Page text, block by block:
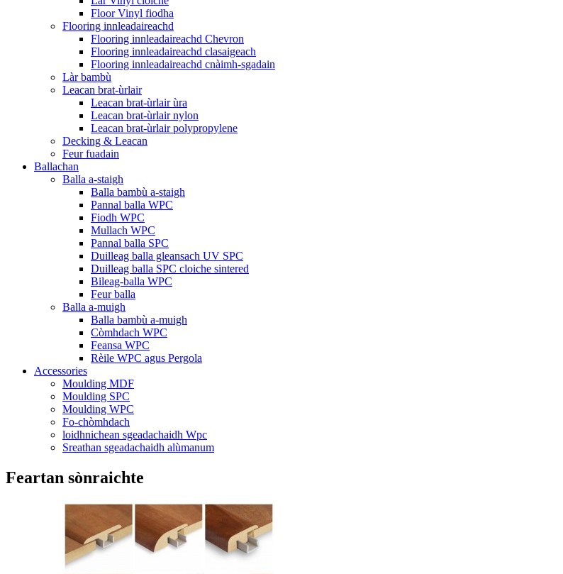
Floor Vinyl fiodha
Flooring innleadaireachd
Flooring innleadaireachd Chevron
Flooring innleadaireachd clasaigeach
Flooring innleadaireachd cnàimh-sgadain
Làr bambù
Leacan brat-ùrlair
Leacan brat-ùrlair ùra
Leacan brat-ùrlair nylon
Leacan brat-ùrlair polypropylene
Decking & Leacan
Feur fuadain
Ballachan
Balla a-staigh
Balla bambù a-staigh
Pannal balla WPC
Fiodh WPC
Mullach WPC
Pannal balla SPC
Duilleag balla gleansach UV SPC
Duilleag balla SPC cloiche sintered
Bileag-balla WPC
Feur balla
Balla a-muigh
Balla bambù a-muigh
Còmhdach WPC
Feansa WPC
Rèile WPC agus Pergola
Accessories
Moulding MDF
Moulding SPC
Moulding WPC
Fo-chòmhdach
loidhnichean sgeadachaidh Wpc
Sreathan sgeadachaidh alùmanum
Feartan sònraichte